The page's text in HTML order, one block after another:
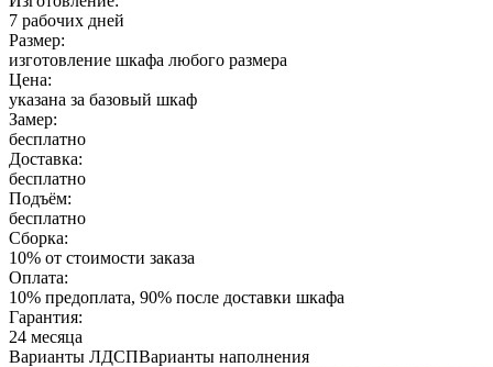
7 рабочих дней
Размер:
изготовление шкафа любого размера
Цена:
указана за базовый шкаф
Замер:
бесплатно
Доставка:
бесплатно
Подъём:
бесплатно
Сборка:
10% от стоимости заказа
Оплата:
10% предоплата, 90% после доставки шкафа
Гарантия:
24 месяца
Варианты ЛДСПВарианты наполнения